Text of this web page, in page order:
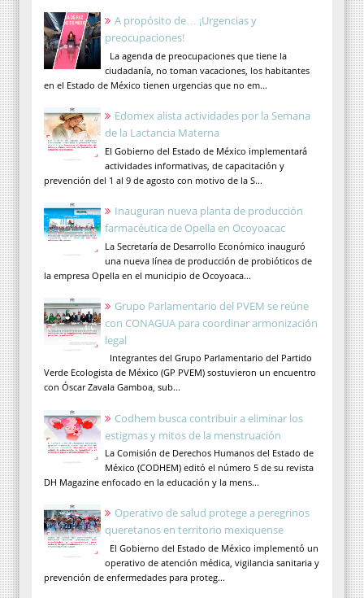
A propósito de… ¡Urgencias y
preocupaciones!
La agenda de preocupaciones que tiene la
ciudadanía, no toman vacaciones, los habitantes
en el Estado de México tienen urgencias que no em...
Edomex alista actividades por la Semana
de la Lactancia Materna
El Gobierno del Estado de México implementará
actividades informativas, de capacitación y
prevención del 1 al 9 de agosto con motivo de la S...
Inauguran nueva planta de producción
farmacéutica de Opella en Ocoyoacac
La Secretaría de Desarrollo Económico inauguró
una nueva línea de producción de probióticos de
la empresa Opella en el municipio de Ocoyoaca...
Grupo Parlamentario del PVEM se reúne
con CONAGUA para coordinar armonización
legal
Integrantes del Grupo Parlamentario del Partido
Verde Ecologista de México (GP PVEM) sostuvieron un encuentro
con Óscar Zavala Gamboa, sub...
Codhem busca contribuir a eliminar los
estigmas y mitos de la menstruación
La Comisión de Derechos Humanos del Estado de
México (CODHEM) editó el número 5 de su revista
DH Magazine enfocado en la educación y la mens...
Operativo de salud protege a peregrinos
queretanos en territorio mexiquense
El Gobierno del Estado de México implementó un
operativo de atención médica, vigilancia sanitaria y
prevención de enfermedades para proteg...